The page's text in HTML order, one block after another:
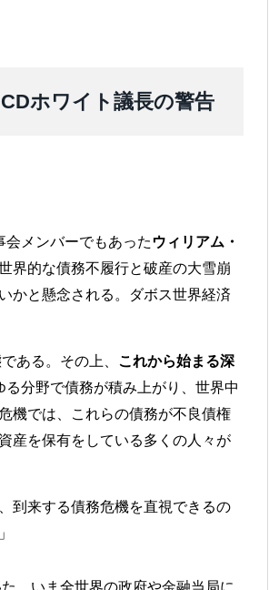
ホワイト議長の警告
メンバーでもあった ウィリアム・
界的な債務不履行と破産の大雪崩
かと懸念される。ダボス世界経済
ある。その上、 これから始まる深
る分野で債務が積み上がり、世界中
機では、これらの債務が不良債権
産を保有をしている多くの人々が
到来する債務危機を直視できるの
。いま全世界の政府や金融当局に